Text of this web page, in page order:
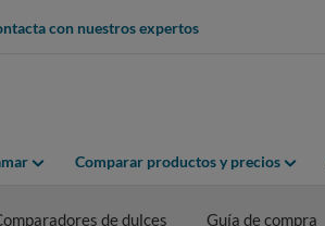
con nuestros expertos
Comparar productos y precios
de dulces Guía de compra